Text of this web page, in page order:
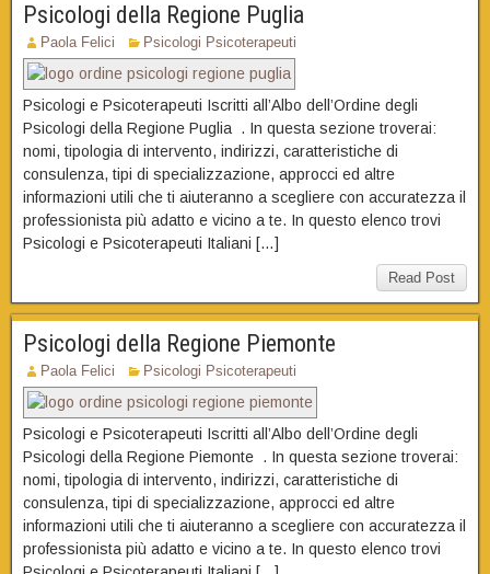
Psicologi della Regione Puglia
Paola Felici Psicologi Psicoterapeuti
Psicologi e Psicoterapeuti Iscritti all’Albo dell’Ordine degli
Psicologi della Regione Puglia . In questa sezione troverai:
nomi, tipologia di intervento, indirizzi, caratteristiche di
consulenza, tipi di specializzazione, approcci ed altre
informazioni utili che ti aiuteranno a scegliere con accuratezza il
professionista più adatto e vicino a te. In questo elenco trovi
Psicologi e Psicoterapeuti Italiani […]
Read Post
Psicologi della Regione Piemonte
Paola Felici Psicologi Psicoterapeuti
Psicologi e Psicoterapeuti Iscritti all’Albo dell’Ordine degli
Psicologi della Regione Piemonte . In questa sezione troverai:
nomi, tipologia di intervento, indirizzi, caratteristiche di
consulenza, tipi di specializzazione, approcci ed altre
informazioni utili che ti aiuteranno a scegliere con accuratezza il
professionista più adatto e vicino a te. In questo elenco trovi